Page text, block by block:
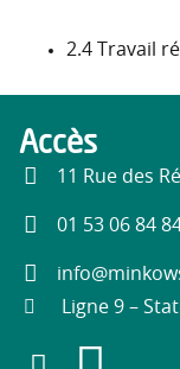
2.4 Travail
Accès
11 Rue des
01 53 06 84
Ligne 9 –